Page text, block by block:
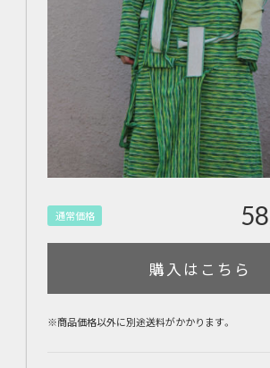
通常価格
購入はこちら
※商品価格以外に別途送料がかかります。